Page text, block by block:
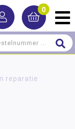
0
reparatie